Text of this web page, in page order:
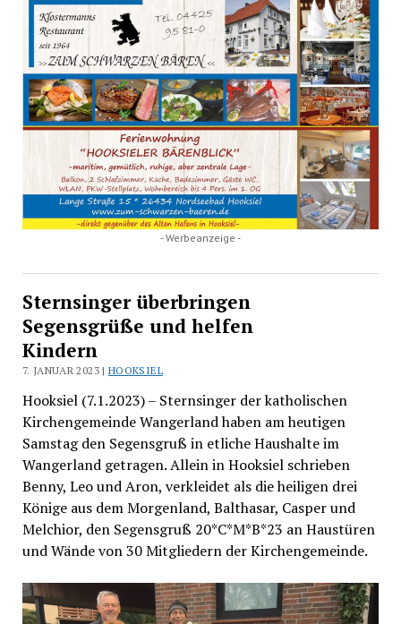
- Werbeanzeige -
Sternsinger überbringen
Segensgrüße und helfen
Kindern
7. JANUAR 2023 |HOOKSIEL
Hooksiel (7.1.2023) – Sternsinger der katholischen
Kirchengemeinde Wangerland haben am heutigen
Samstag den Segensgruß in etliche Haushalte im
Wangerland getragen. Allein in Hooksiel schrieben
Benny, Leo und Aron, verkleidet als die heiligen drei
Könige aus dem Morgenland, Balthasar, Casper und
Melchior, den Segensgruß 20*C*M*B*23 an Haustüren
und Wände von 30 Mitgliedern der Kirchengemeinde.